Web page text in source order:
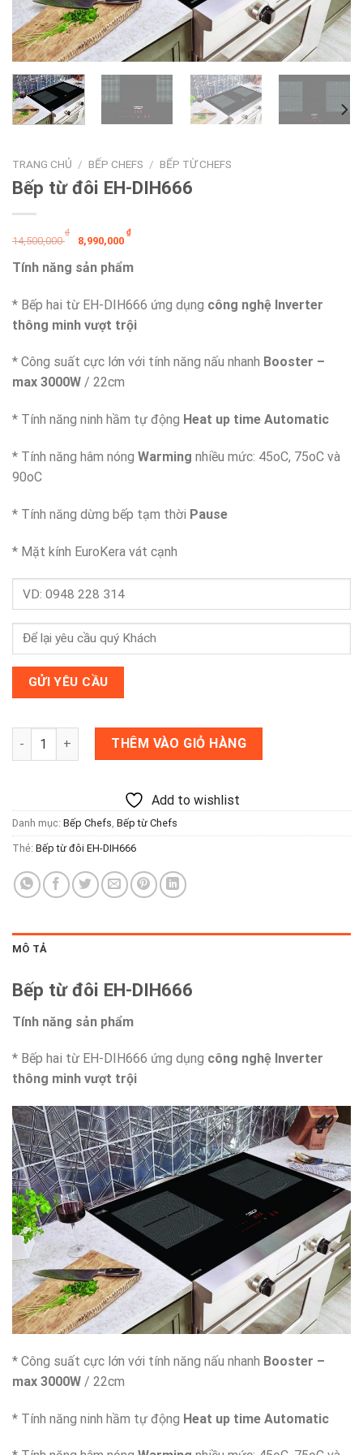
TRANG CHỦ / BẾP CHEFS / BẾP TỪ CHEFS
Bếp từ đôi EH-DIH666
14,500,000
₫
Giá
gốc
là:
14,500,000 ₫.
8,990,000
₫Giá
tại
là:
8,990,000 ₫.
Tính năng sản phẩm
* Bếp hai từ EH-DIH666 ứng dụng công nghệ Inverter
thông minh vượt trội
* Công suất cực lớn với tính năng nấu nhanh Booster –
max 3000W / 22cm
* Tính năng ninh hầm tự động Heat up time Automatic
* Tính năng hâm nóng Warming nhiều mức: 45oC, 75oC và
90oC
* Tính năng dừng bếp tạm thời Pause
* Mặt kính EuroKera vát cạnh
Bếp từ đôi EH-DIH666 số lượngTHÊM VÀO GIỎ HÀNG
Add to wishlist
Danh mục: Bếp Chefs, Bếp từ Chefs
Thẻ: Bếp từ đôi EH-DIH666
MÔ TẢ
Bếp từ đôi EH-DIH666
Tính năng sản phẩm
* Bếp hai từ EH-DIH666 ứng dụng công nghệ Inverter
thông minh vượt trội
* Công suất cực lớn với tính năng nấu nhanh Booster –
max 3000W / 22cm
* Tính năng ninh hầm tự động Heat up time Automatic